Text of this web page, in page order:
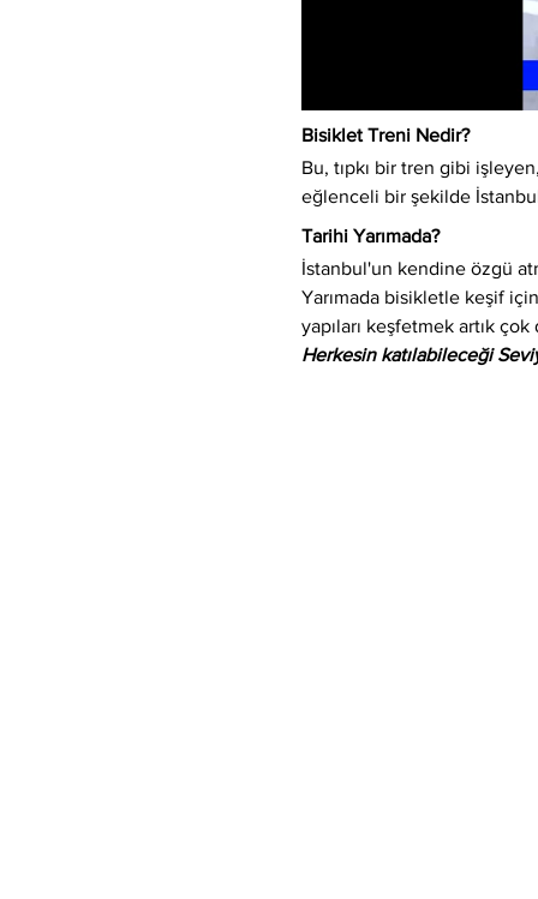
Bisiklet Treni Nedir?
Bu, tıpkı bir tren gibi işleyen,
eğlenceli bir şekilde
Tarihi Yarımada?
İstanbul'un kendine özgü
Yarımada bisikletle keşif
yapıları keşfetmek artık
Herkesin katılabileceği